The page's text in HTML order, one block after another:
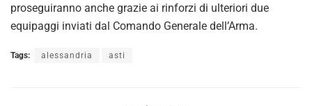
proseguiranno anche grazie ai rinforzi di ulteriori due
equipaggi inviati dal Comando Generale dell’Arma.
Tags: alessandria asti